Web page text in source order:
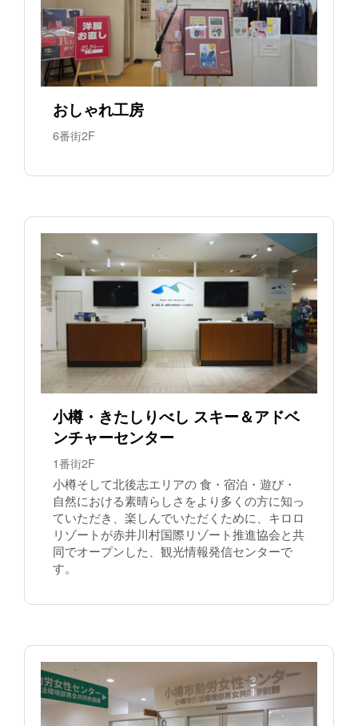
おしゃれ工房
6番街2F
小樽・きたしりべし スキー＆アドベ
ンチャーセンター
1番街2F
小樽そして北後志エリアの 食・宿泊・遊び・
自然における素晴らしさをより多くの方に知っ
ていただき、楽しんでいただくために、キロロ
リゾートが赤井川村国際リゾート推進協会と共
同でオープンした、観光情報発信センターで
す。